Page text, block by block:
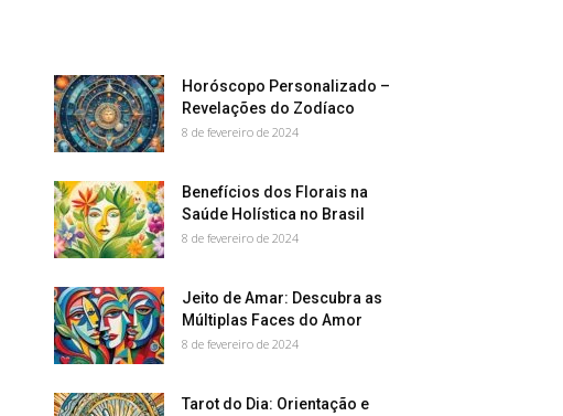
Horóscopo Personalizado –
Revelações do Zodíaco
8 de fevereiro de 2024
Benefícios dos Florais na
Saúde Holística no Brasil
8 de fevereiro de 2024
Jeito de Amar: Descubra as
Múltiplas Faces do Amor
8 de fevereiro de 2024
Tarot do Dia: Orientação e